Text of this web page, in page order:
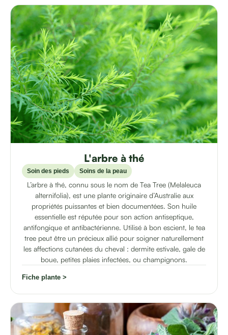
L'arbre à thé
Soin des pieds Soins de la peau
L’arbre à thé, connu sous le nom de Tea Tree (Melaleuca
alternifolia), est une plante originaire d’Australie aux
propriétés puissantes et bien documentées. Son huile
essentielle est réputée pour son action antiseptique,
antifongique et antibactérienne. Utilisé à bon escient, le tea
tree peut être un précieux allié pour soigner naturellement
les affections cutanées du cheval : dermite estivale, gale de
boue, petites plaies infectées, ou champignons.
Fiche plante >